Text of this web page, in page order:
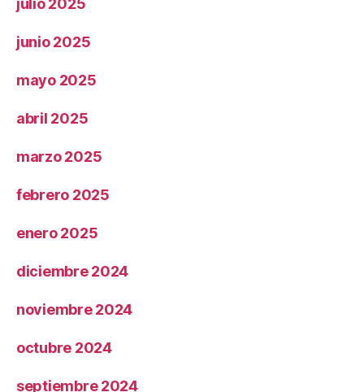
junio 2025
mayo 2025
abril 2025
marzo 2025
febrero 2025
enero 2025
diciembre 2024
noviembre 2024
octubre 2024
septiembre 2024